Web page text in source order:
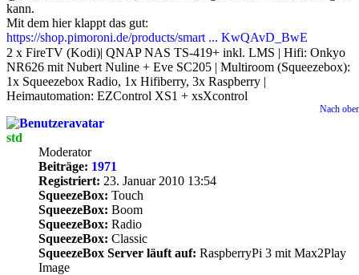
kann.
Mit dem hier klappt das gut:
https://shop.pimoroni.de/products/smart ... KwQAvD_BwE
2 x FireTV (Kodi)| QNAP NAS TS-419+ inkl. LMS | Hifi: Onkyo
NR626 mit Nubert Nuline + Eve SC205 | Multiroom (Squeezebox):
1x Squeezebox Radio, 1x Hifiberry, 3x Raspberry |
Heimautomation: EZControl XS1 + xsXcontrol
Nach
std
Moderator
Beiträge: 1971
Registriert: 23. Januar 2010 13:54
SqueezeBox: Touch
SqueezeBox: Boom
SqueezeBox: Radio
SqueezeBox: Classic
SqueezeBox Server läuft auf: RaspberryPi 3 mit Max2Play
Image